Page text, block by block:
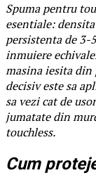
Spuma pentru
esentiale:
persistenta de 3-
inmuiere
masina iesita din
decisiv este sa
sa vezi cat de
jumatate din
touchless.
Cum